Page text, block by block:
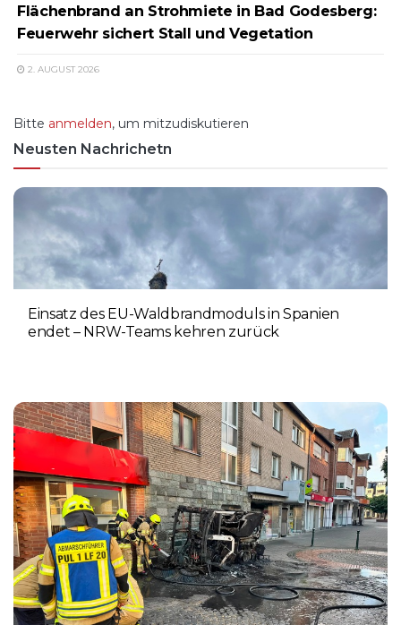
Flächenbrand an Strohmiete in Bad Godesberg:
Feuerwehr sichert Stall und Vegetation
2. AUGUST 2026
Bitte anmelden, um mitzudiskutieren
Neusten Nachrichetn
Einsatz des EU-Waldbrandmoduls in Spanien
endet – NRW-Teams kehren zurück